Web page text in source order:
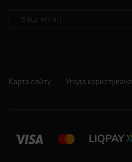
Карта сайту Угода користувача